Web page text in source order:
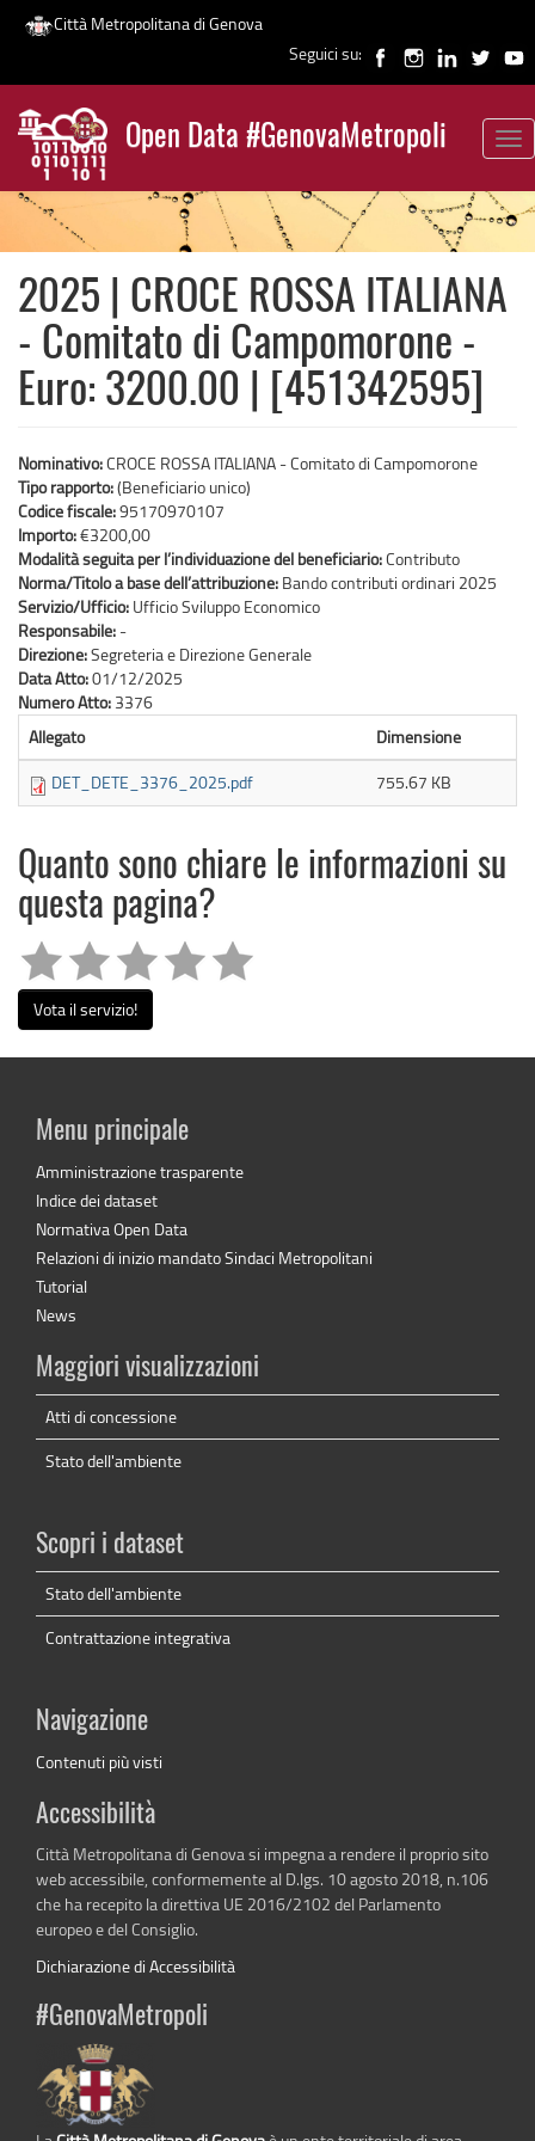
Salta
contenuto
principale
Città Metropolitana di Genova
Seguici su:
Open Data #GenovaMetropoli
News
2025 | CROCE ROSSA ITALIANA
- Comitato di Campomorone -
Euro: 3200.00 | [451342595]
Nominativo:CROCE ROSSA ITALIANA - Comitato di Campomorone
Tipo rapporto:(Beneficiario unico)
Codice fiscale:95170970107
Importo:€3200,00
Modalità seguita per l’individuazione del beneficiario:Contributo
Norma/Titolo a base dell’attribuzione: Bando contributi ordinari 2025
Servizio/Ufficio: Ufficio Sviluppo Economico
Responsabile: -
Direzione:Segreteria e Direzione Generale
Data Atto:01/12/2025
Numero Atto: 3376
Allegato
Dimensione
DET_DETE_3376_2025.pdf
755.67 KB
Quanto sono chiare le informazioni su
questa pagina?
Vota il servizio!
Menu principale
Amministrazione trasparente
Indice dei dataset
Normativa Open Data
Relazioni di inizio mandato Sindaci Metropolitani
Tutorial
News
Maggiori visualizzazioni
Atti di concessione
Stato dell'ambiente
Scopri i dataset
Stato dell'ambiente
Contrattazione integrativa
Navigazione
Contenuti più visti
Accessibilità
Città Metropolitana di Genova si impegna a rendere il proprio sito
web accessibile, conformemente al D.lgs. 10 agosto 2018, n.106
che ha recepito la direttiva UE 2016/2102 del Parlamento
europeo e del Consiglio.
Dichiarazione di Accessibilità
#GenovaMetropoli